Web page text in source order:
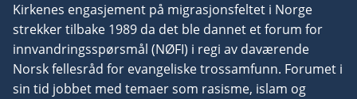
Kirkenes engasjement på migrasjonsfeltet i Norge
strekker tilbake 1989 da det ble dannet et forum for
innvandringsspørsmål (NØFI) i regi av daværende
Norsk fellesråd for evangeliske trossamfunn. Forumet i
sin tid jobbet med temaer som rasisme, islam og